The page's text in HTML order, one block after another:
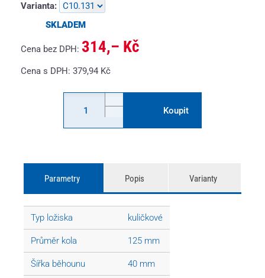
Varianta:
SKLADEM
Cena bez DPH: 314,– Kč
Cena s DPH: 379,94 Kč
Koupit
Parametry Popis Varianty
Typ ložiska kuličkové
Průměr kola 125 mm
Šířka běhounu 40 mm